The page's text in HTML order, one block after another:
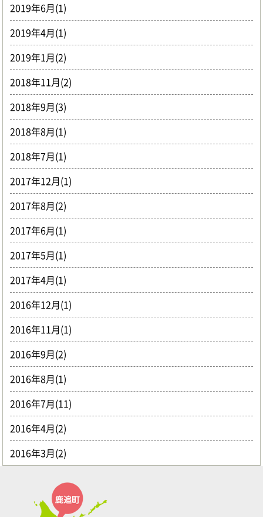
2019年6月(1)
2019年4月(1)
2019年1月(2)
2018年11月(2)
2018年9月(3)
2018年8月(1)
2018年7月(1)
2017年12月(1)
2017年8月(2)
2017年6月(1)
2017年5月(1)
2017年4月(1)
2016年12月(1)
2016年11月(1)
2016年9月(2)
2016年8月(1)
2016年7月(11)
2016年4月(2)
2016年3月(2)